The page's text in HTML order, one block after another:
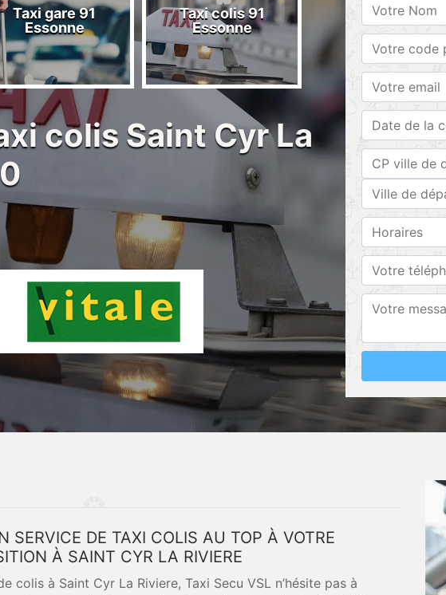
Taxi gare 91
Essonne
Taxi colis 91
Essonne
Taxi 91 Essonne
colis Saint Cyr La
SERVICE DE TAXI COLIS AU TOP À VOTRE
À SAINT CYR LA RIVIERE
colis à Saint Cyr La Riviere, Taxi Secu VSL n’hésite pas à